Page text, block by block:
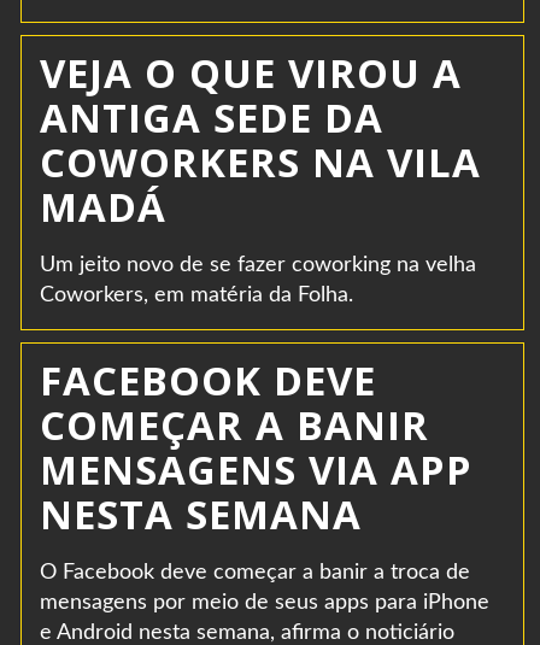
VEJA O QUE VIROU A
ANTIGA SEDE DA
COWORKERS NA VILA
MADÁ
Um jeito novo de se fazer coworking na velha
Coworkers, em matéria da Folha.
FACEBOOK DEVE
COMEÇAR A BANIR
MENSAGENS VIA APP
NESTA SEMANA
O Facebook deve começar a banir a troca de
mensagens por meio de seus apps para iPhone
e Android nesta semana, afirma o noticiário